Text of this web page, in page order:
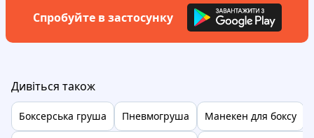
Спробуйте в застосунку
Дивіться також
Боксерська груша Пневмогруша Манекен для боксу